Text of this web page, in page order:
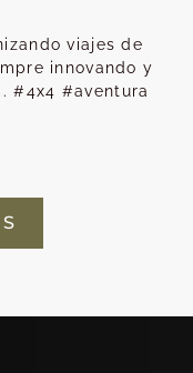
viajes de
innovando y
#aventura